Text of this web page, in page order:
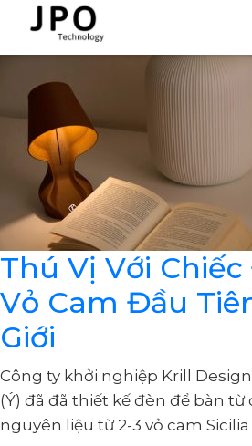
Thú Vị Với
Vỏ Cam Đầu
Giới
Công ty khởi nghiệp Krill
(Ý) đã đã thiết kế đèn để bàn từ
nguyên liệu từ 2-3 vỏ cam Sicilia